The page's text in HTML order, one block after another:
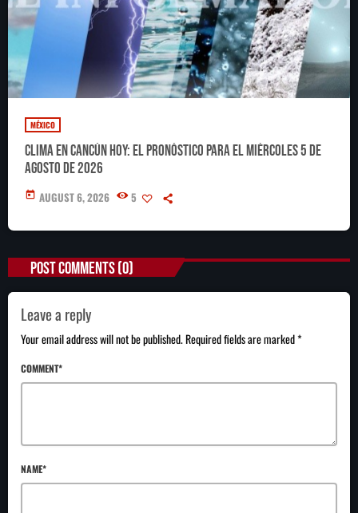
MÉXICO
Clima en Cancún hoy: el pronóstico para el miércoles 5 de
agosto de 2026
today AUGUST 6, 2026 5
POST COMMENTS (0)
Leave a reply
Your email address will not be published. Required fields are marked *
COMMENT*
NAME*